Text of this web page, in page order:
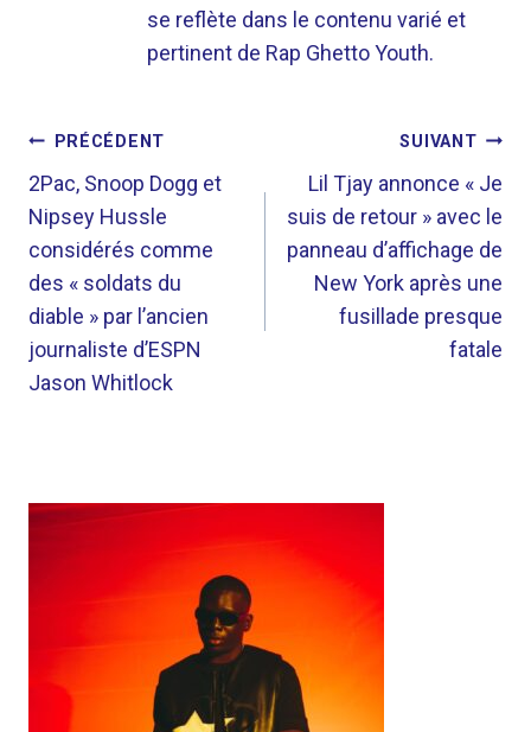
se reflète dans le contenu varié et
pertinent de Rap Ghetto Youth.
NAVIGATION
DE
L’ARTICLE
PRÉCÉDENT
2Pac, Snoop Dogg et
Nipsey Hussle
considérés comme
des « soldats du
diable » par l’ancien
journaliste d’ESPN
Jason Whitlock
SUIVANT
Lil Tjay annonce « Je
suis de retour » avec le
panneau d’affichage de
New York après une
fusillade presque
fatale